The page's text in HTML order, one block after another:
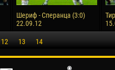
Шериф - Сперанца (3:0)
22.09.12
12 13 14